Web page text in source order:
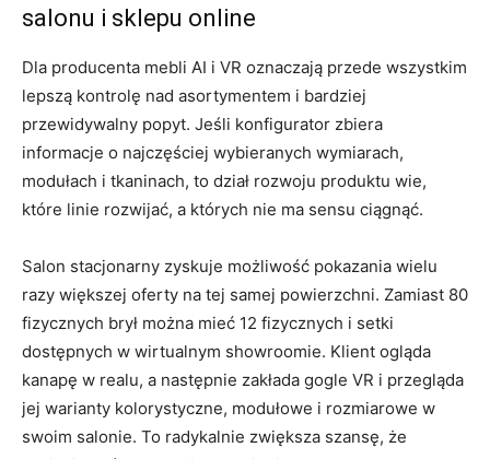
salonu i sklepu online
Dla producenta mebli AI i VR oznaczają przede wszystkim
lepszą kontrolę nad asortymentem i bardziej
przewidywalny popyt. Jeśli konfigurator zbiera
informacje o najczęściej wybieranych wymiarach,
modułach i tkaninach, to dział rozwoju produktu wie,
które linie rozwijać, a których nie ma sensu ciągnąć.
Salon stacjonarny zyskuje możliwość pokazania wielu
razy większej oferty na tej samej powierzchni. Zamiast 80
fizycznych brył można mieć 12 fizycznych i setki
dostępnych w wirtualnym showroomie. Klient ogląda
kanapę w realu, a następnie zakłada gogle VR i przegląda
jej warianty kolorystyczne, modułowe i rozmiarowe w
swoim salonie. To radykalnie zwiększa szansę, że